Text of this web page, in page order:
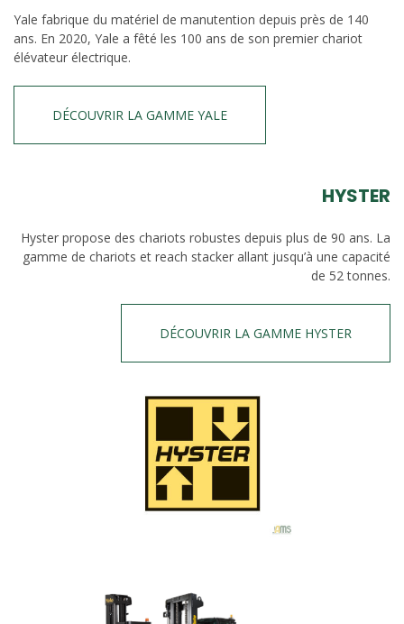
Yale fabrique du matériel de manutention depuis près de 140
ans. En 2020, Yale a fêté les 100 ans de son premier chariot
élévateur électrique.
DÉCOUVRIR LA GAMME YALE
HYSTER
Hyster propose des chariots robustes depuis plus de 90 ans. La
gamme de chariots et reach stacker allant jusqu’à une capacité
de 52 tonnes.
DÉCOUVRIR LA GAMME HYSTER